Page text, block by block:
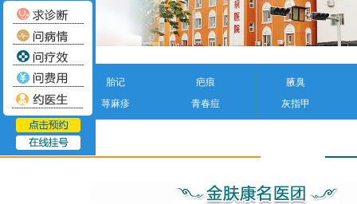
胎记 疤痕
腋臭
荨麻疹
青春痘 灰指甲
疤痕